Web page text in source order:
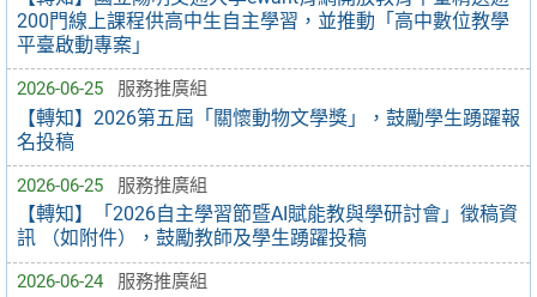
200門線上課程供高中生自主學習，並推動「高中數位教學
平臺啟動專案」
2026-06-25 服務推廣組
【轉知】2026第五屆「關懷動物文學獎」，鼓勵學生踴躍報
名投稿
2026-06-25 服務推廣組
【轉知】「2026自主學習節暨AI賦能教與學研討會」徵稿資
訊 （如附件），鼓勵教師及學生踴躍投稿
2026-06-24 服務推廣組